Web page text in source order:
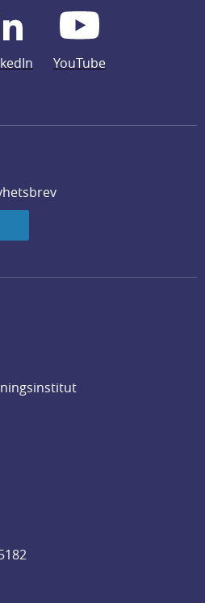
YouTube